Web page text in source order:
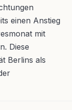
einen Anstieg
mit
Diese
Berlins als